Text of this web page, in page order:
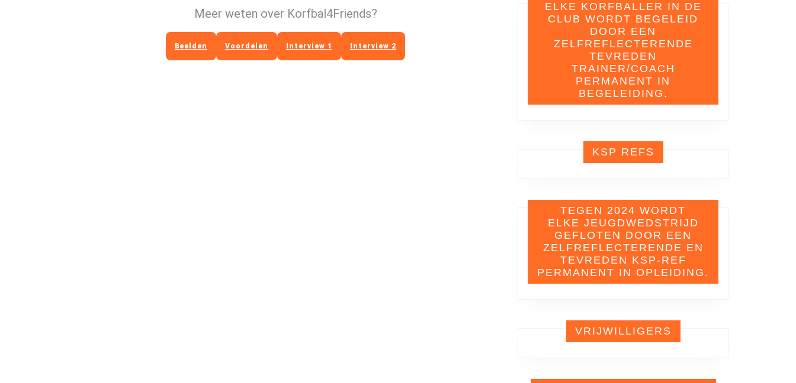
Meer weten over Korfbal4Friends?
Beelden Voordelen Interview 1 Interview 2
ELKE KORFBALLER IN DE
CLUB WORDT BEGELEID
DOOR EEN
ZELFREFLECTERENDE
TEVREDEN
TRAINER/COACH
PERMANENT IN
BEGELEIDING.
KSP REFS
TEGEN 2024 WORDT
ELKE JEUGDWEDSTRIJD
GEFLOTEN DOOR EEN
ZELFREFLECTERENDE EN
TEVREDEN KSP-REF
PERMANENT IN OPLEIDING.
VRIJWILLIGERS